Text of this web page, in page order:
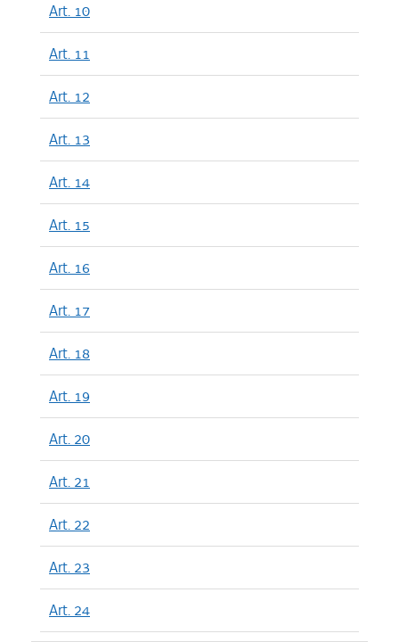
Art. 10
Art. 11
Art. 12
Art. 13
Art. 14
Art. 15
Art. 16
Art. 17
Art. 18
Art. 19
Art. 20
Art. 21
Art. 22
Art. 23
Art. 24